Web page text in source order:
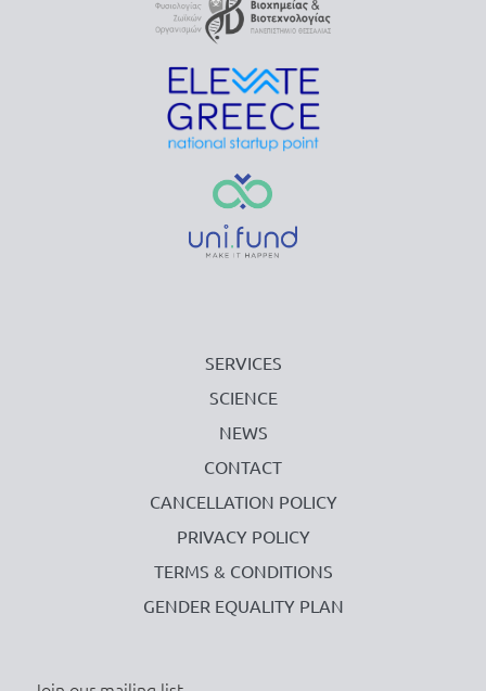
SERVICES
SCIENCE
NEWS
CONTACT
CANCELLATION POLICY
PRIVACY POLICY
TERMS & CONDITIONS
GENDER EQUALITY PLAN